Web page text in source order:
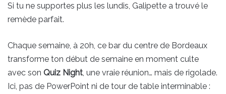
Si tu ne supportes plus les lundis, Galipette a trouvé le
remède parfait.
Chaque semaine, à 20h, ce bar du centre de Bordeaux
transforme ton début de semaine en moment culte
avec son Quiz Night, une vraie réunion… mais de rigolade.
Ici, pas de PowerPoint ni de tour de table interminable :